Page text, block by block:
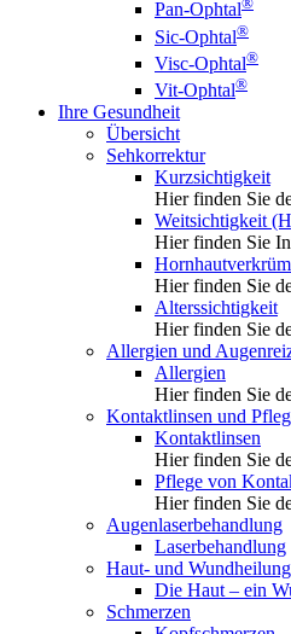
Pan-Ophtal
Sic-Ophtal®
Visc-Ophtal®
Vit-Ophtal®
Ihre Gesundheit
Übersicht
Sehkorrektur
Kurzsichtigkeit
Hier finden Sie
Weitsichtigkeit
Hier finden Sie
Hier finden Sie
Alterssichtigkeit
Hier finden Sie
Allergien und
Allergien
Hier finden Sie
Kontaktlinsen und
Kontaktlinsen
Hier finden Sie
Pflege von
Hier finden Sie
Augenlaserbehandlung
Laserbehandlung
Haut- und Wundheilung
Die Haut – ein
Schmerzen